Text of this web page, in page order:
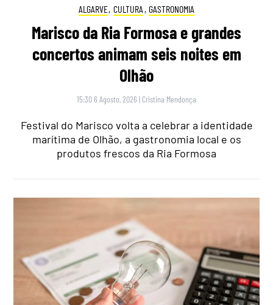
ALGARVE, CULTURA , GASTRONOMIA
Marisco da Ria Formosa e grandes
concertos animam seis noites em
Olhão
15:30 6 Agosto, 2026 | Cristina Mendonça
Festival do Marisco volta a celebrar a identidade
marítima de Olhão, a gastronomia local e os
produtos frescos da Ria Formosa